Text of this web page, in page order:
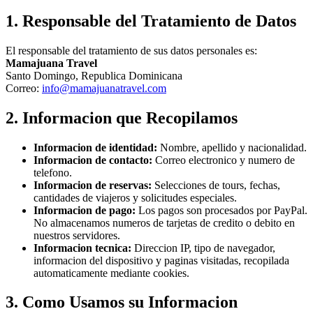
1. Responsable del Tratamiento de Datos
El responsable del tratamiento de sus datos personales es:
Mamajuana Travel
Santo Domingo, Republica Dominicana
Correo: info@mamajuanatravel.com
2. Informacion que Recopilamos
Informacion de identidad: Nombre, apellido y nacionalidad.
Informacion de contacto: Correo electronico y numero de
telefono.
Informacion de reservas: Selecciones de tours, fechas,
cantidades de viajeros y solicitudes especiales.
Informacion de pago: Los pagos son procesados por PayPal.
No almacenamos numeros de tarjetas de credito o debito en
nuestros servidores.
Informacion tecnica: Direccion IP, tipo de navegador,
informacion del dispositivo y paginas visitadas, recopilada
automaticamente mediante cookies.
3. Como Usamos su Informacion